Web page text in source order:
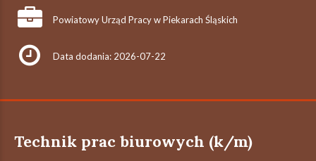
Powiatowy Urząd Pracy w Piekarach Śląskich
Data dodania: 2026-07-22
Technik prac biurowych (k/m)